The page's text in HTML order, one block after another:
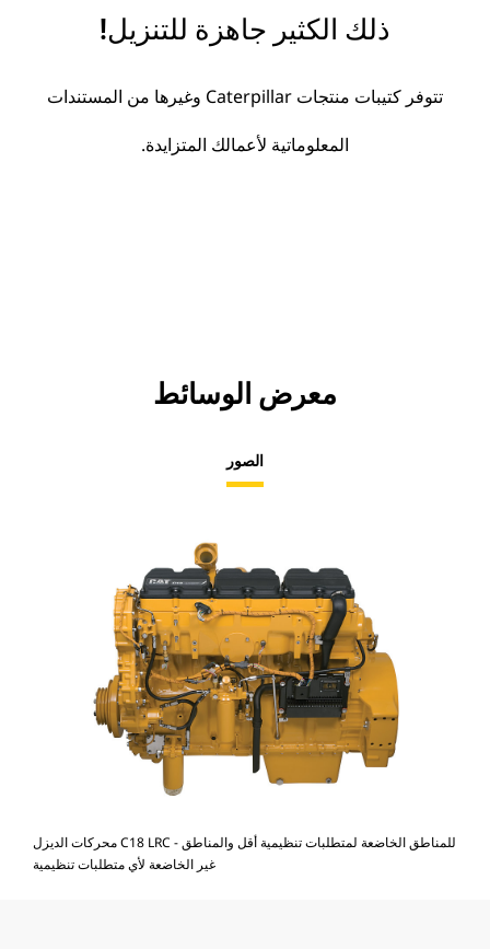
ذلك الكثير جاهزة للتنزيل!
تتوفر كتيبات منتجات Caterpillar وغيرها من المستندات
المعلوماتية لأعمالك المتزايدة.
معرض الوسائط
الصور
محركات الديزل C18 LRC - للمناطق الخاضعة لمتطلبات تنظيمية أقل والمناطق
غير الخاضعة لأي متطلبات تنظيمية